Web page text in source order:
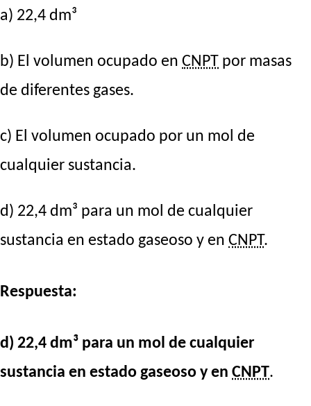
a) 22,4 dm³
b) El volumen ocupado en CNPT por masas
de diferentes gases.
c) El volumen ocupado por un mol de
cualquier sustancia.
d) 22,4 dm³ para un mol de cualquier
sustancia en estado gaseoso y en CNPT.
Respuesta:
d) 22,4 dm³ para un mol de cualquier
sustancia en estado gaseoso y en CNPT.